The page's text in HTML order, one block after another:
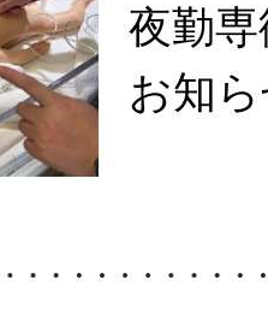
夜勤
お知